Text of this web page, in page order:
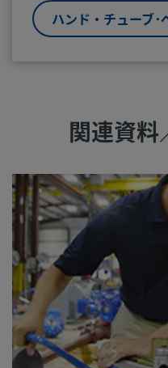
ハンド・チューブ･
関連資料